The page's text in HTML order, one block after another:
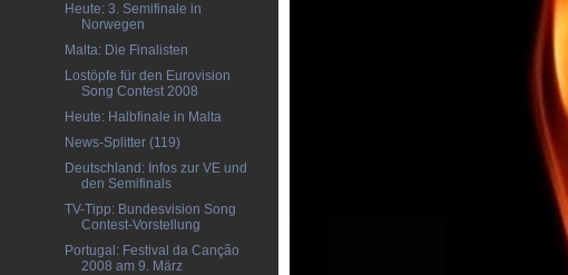
Heute: 3. Semifinale in
Norwegen
Malta: Die Finalisten
Lostöpfe für den Eurovision
Song Contest 2008
Heute: Halbfinale in Malta
News-Splitter (119)
Deutschland: Infos zur VE und
den Semifinals
TV-Tipp: Bundesvision Song
Contest-Vorstellung
Portugal: Festival da Canção
2008 am 9. März